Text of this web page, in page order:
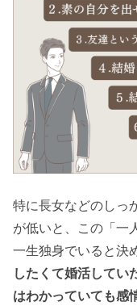
特に長女などのしっ
が低いと、この「一
一生独身でいると決
したくて婚活してい
はわかっていても感